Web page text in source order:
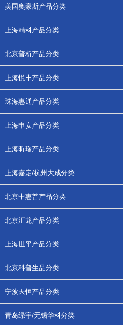
美国奧豪斯产品分类
上海精科产品分类
北京普析产品分类
上海悦丰产品分类
珠海惠通产品分类
上海申安产品分类
上海昕瑞产品分类
上海嘉定/杭州大成分类
北京中惠普产品分类
北京汇龙产品分类
上海世平产品分类
北京科普生品分类
宁波天恒产品分类
青岛绿宇/无锡华科分类